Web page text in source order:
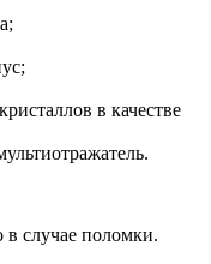
в качестве
в случае поломки.